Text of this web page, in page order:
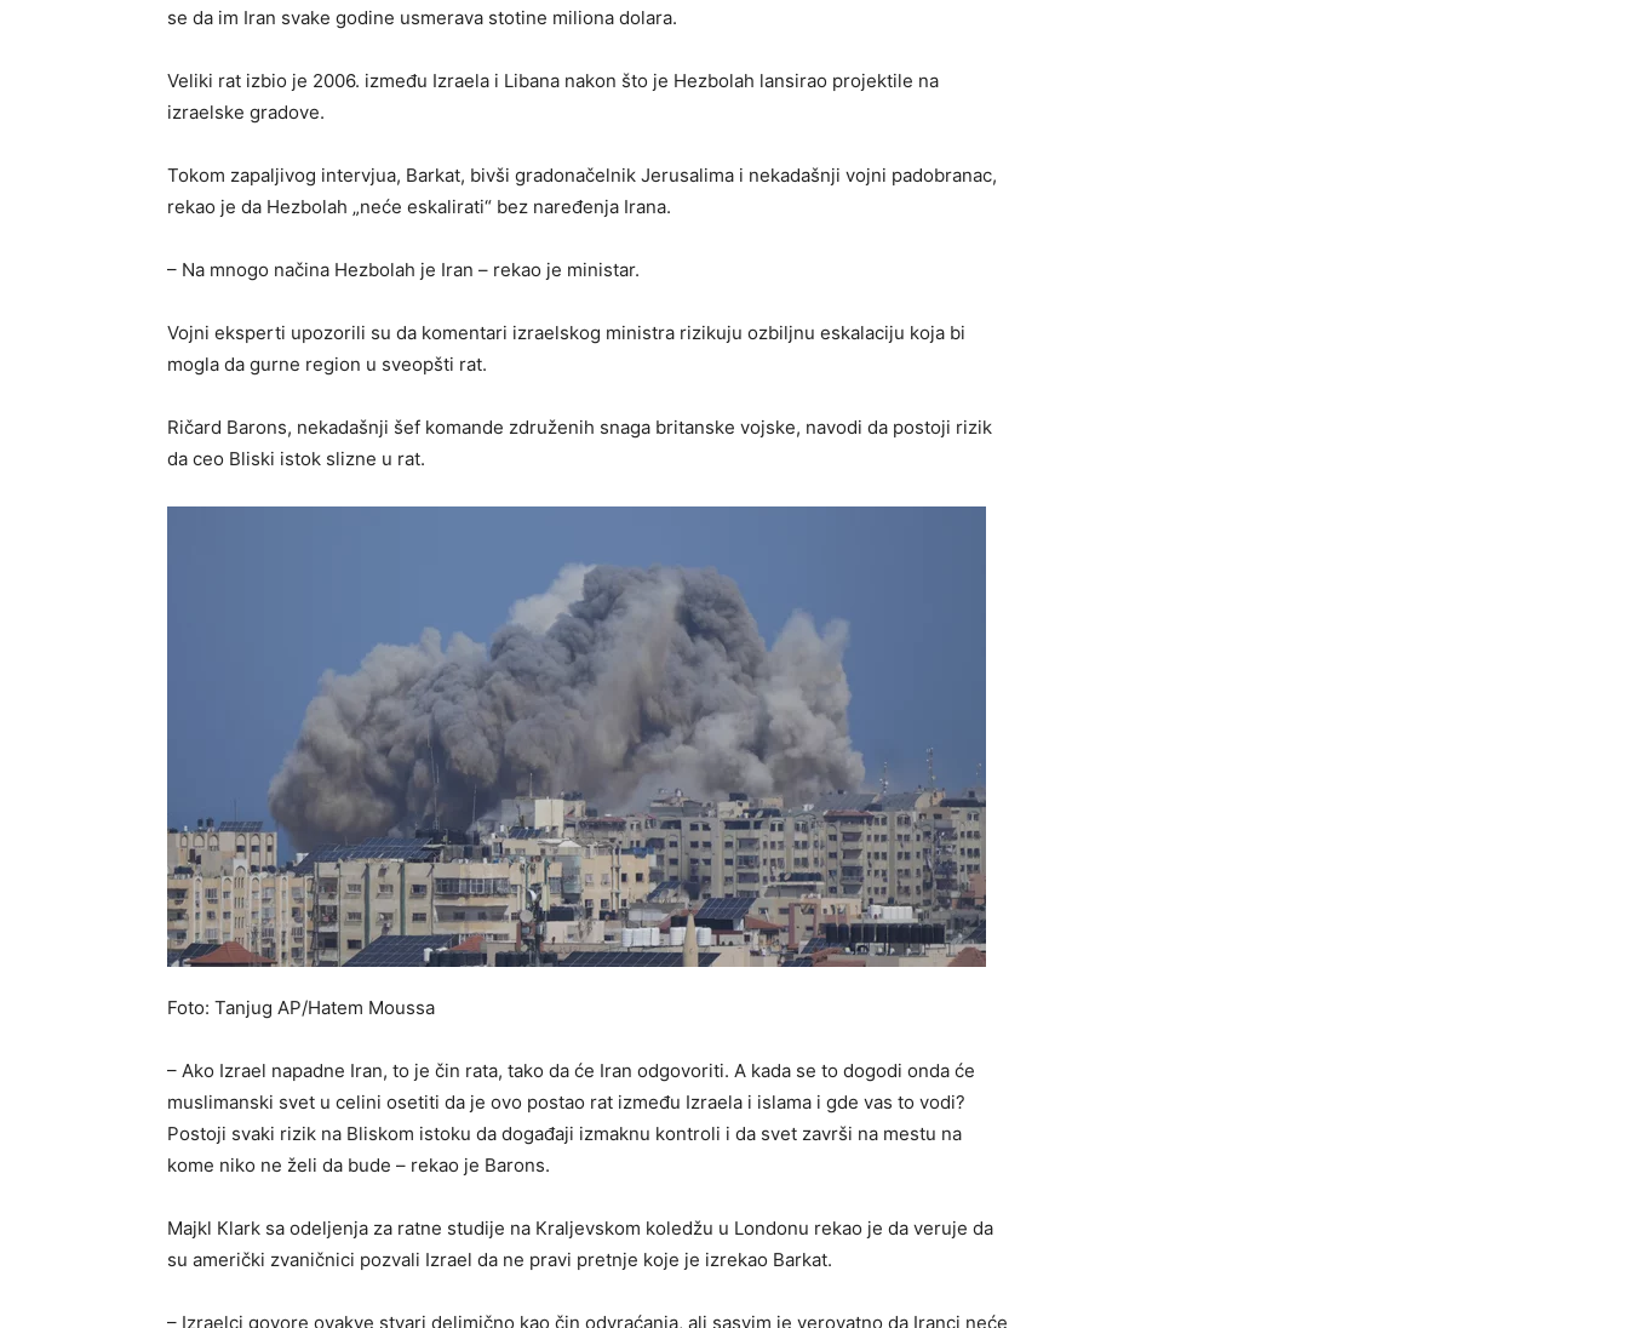
se da im Iran svake godine usmerava stotine miliona dolara.
Veliki rat izbio je 2006. između Izraela i Libana nakon što je Hezbolah lansirao projektile na
izraelske gradove.
Tokom zapaljivog intervjua, Barkat, bivši gradonačelnik Jerusalima i nekadašnji vojni padobranac,
rekao je da Hezbolah „neće eskalirati“ bez naređenja Irana.
– Na mnogo načina Hezbolah je Iran – rekao je ministar.
Vojni eksperti upozorili su da komentari izraelskog ministra rizikuju ozbiljnu eskalaciju koja bi
mogla da gurne region u sveopšti rat.
Ričard Barons, nekadašnji šef komande združenih snaga britanske vojske, navodi da postoji rizik
da ceo Bliski istok slizne u rat.
Foto: Tanjug AP/Hatem Moussa
– Ako Izrael napadne Iran, to je čin rata, tako da će Iran odgovoriti. A kada se to dogodi onda će
muslimanski svet u celini osetiti da je ovo postao rat između Izraela i islama i gde vas to vodi?
Postoji svaki rizik na Bliskom istoku da događaji izmaknu kontroli i da svet završi na mestu na
kome niko ne želi da bude – rekao je Barons.
Majkl Кlark sa odeljenja za ratne studije na Кraljevskom koledžu u Londonu rekao je da veruje da
su američki zvaničnici pozvali Izrael da ne pravi pretnje koje je izrekao Barkat.
– Izraelci govore ovakve stvari delimično kao čin odvraćanja, ali sasvim je verovatno da Iranci neće